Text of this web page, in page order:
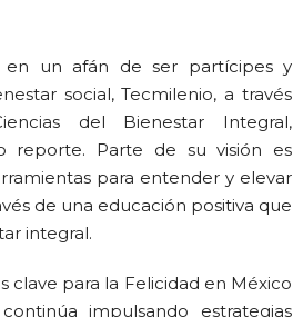
en un afán de ser partícipes y
social, Tecmilenio, a través
del Bienestar Integral,
reporte. Parte de su visión es
para entender y elevar
de una educación positiva que
integral.
clave para la Felicidad en México
continúa impulsando estrategias